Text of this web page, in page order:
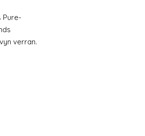
Pure-
verran.